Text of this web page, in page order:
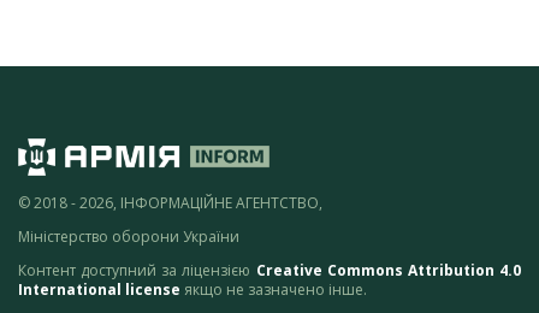
© 2018 - 2026, ІНФОРМАЦІЙНЕ АГЕНТСТВО,
Міністерство оборони України
Контент доступний за ліцензією Creative Commons Attribution 4.0
International license якщо не зазначено інше.